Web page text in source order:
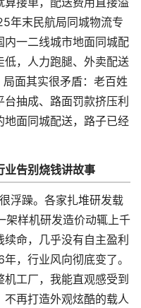
年末民航局同城物流专
一二线城市地面同城配
，人力跑腿、外卖配送
面其实很矛盾：老百姓
抽成、路面罚款挤压利
面同城配送，路子已经
业告别烧钱讲故事
浮躁。各家扎堆研发载
架样机研发造价动辄上千
命，几乎没有自主盈利
，行业风向彻底变了。
工厂，我能直观感受到
再打造外观炫酷的载人